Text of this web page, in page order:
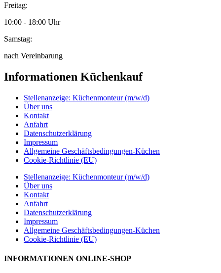
Freitag:
10:00 - 18:00 Uhr
Samstag:
nach Vereinbarung
Informationen Küchenkauf
Stellenanzeige: Küchenmonteur (m/w/d)
Über uns
Kontakt
Anfahrt
Datenschutzerklärung
Impressum
Allgemeine Geschäftsbedingungen-Küchen
Cookie-Richtlinie (EU)
Stellenanzeige: Küchenmonteur (m/w/d)
Über uns
Kontakt
Anfahrt
Datenschutzerklärung
Impressum
Allgemeine Geschäftsbedingungen-Küchen
Cookie-Richtlinie (EU)
INFORMATIONEN ONLINE-SHOP